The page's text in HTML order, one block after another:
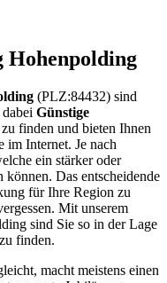
Hohenpolding
(PLZ:84432) sind
Günstige
finden und bieten Ihnen
im Internet. Je nach
ein stärker oder
können. Das entscheidende
für Ihre Region zu
Mit unserem
sind Sie so in der Lage
finden.
macht meistens einen